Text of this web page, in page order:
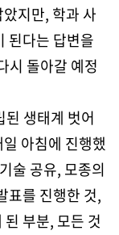
지만, 학과 사
된다는 답변을
시 돌아갈 예정
생태계 벗어
아침에 진행했
술 공유, 모종의
표를 진행한 것,
부분, 모든 것